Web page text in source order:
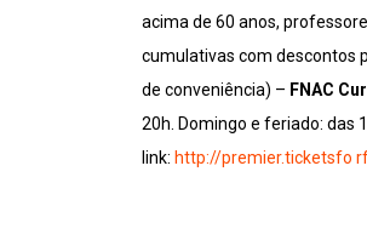
acima de 60 anos,
cumulativas com descontos
de conveniência) – FNAC
20h. Domingo e feriado: das
link: http://premier.ticketsfo